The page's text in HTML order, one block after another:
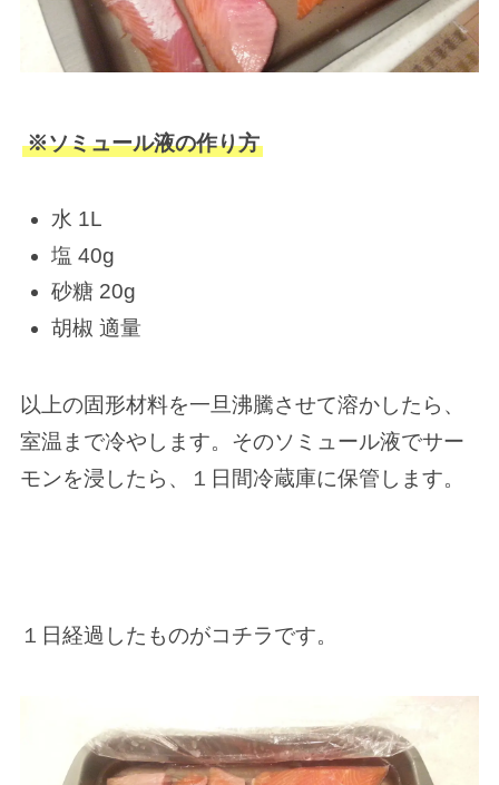
※ソミュール液の作り方
水 1L
塩 40g
砂糖 20g
胡椒 適量
以上の固形材料を一旦沸騰させて溶かしたら、
室温まで冷やします。そのソミュール液でサー
モンを浸したら、１日間冷蔵庫に保管します。
１日経過したものがコチラです。